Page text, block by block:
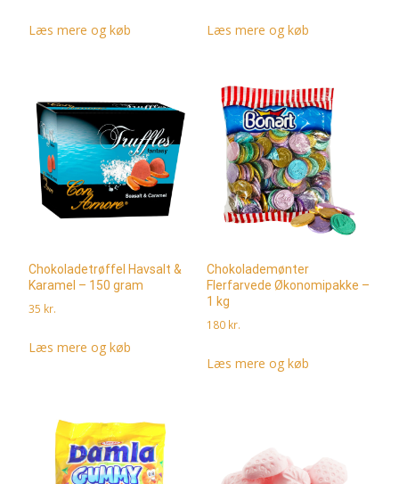
Læs mere og køb Læs mere og køb
Chokoladetrøffel Havsalt &
Karamel – 150 gram
35 kr.
Læs mere og køb
Chokolademønter
Flerfarvede Økonomipakke –
1 kg
180 kr.
Læs mere og køb